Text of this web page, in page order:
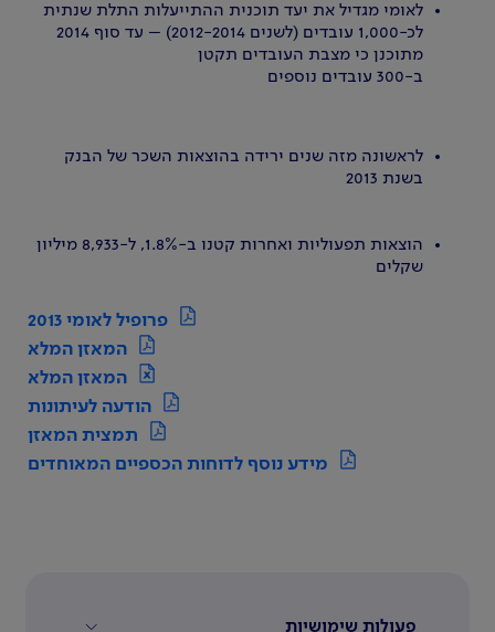
לאומי מגדיל את יעד תוכנית ההתייעלות התלת שנתית
לכ-1,000 עובדים (לשנים 2012-2014) – עד סוף 2014
מתוכנן כי מצבת העובדים תקטן
ב-300 עובדים נוספים
לראשונה מזה שנים ירידה בהוצאות השכר של הבנק
בשנת 2013
הוצאות תפעוליות ואחרות קטנו ב-1.8%, ל-8,933 מיליון
שקלים
פרופיל לאומי 2013
המאזן המלא
המאזן המלא
הודעה לעיתונות
תמצית המאזן
מידע נוסף לדוחות הכספיים המאוחדים
פעולות שימושיות